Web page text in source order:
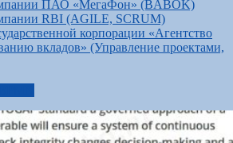
ПАО «МегаФон» (BABOK)
RBI (AGILE, SCRUM)
корпорации «Агентство
вкладов» (Управление проектами,